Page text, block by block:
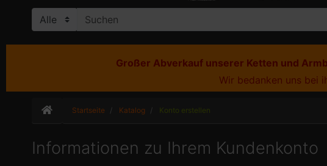
Großer Abverkauf unserer Ketten und
Wir bedanken uns bei
Startseite Katalog Konto erstellen
Informationen zu Ihrem Kundenkonto